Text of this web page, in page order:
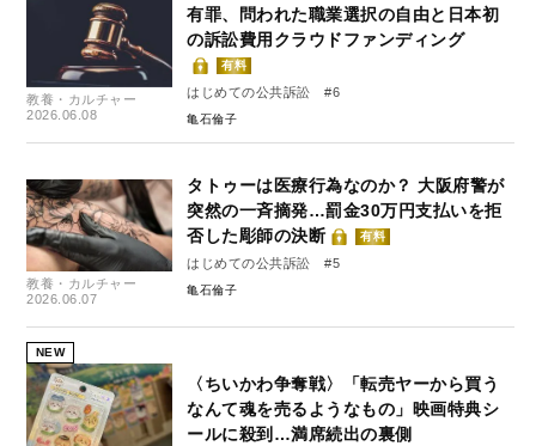
教養・カルチャー
2026.06.08
有罪、問われた職業選択の自由と日本初
の訴訟費用クラウドファンディング
有料
はじめての公共訴訟 #6
亀石倫子
教養・カルチャー
2026.06.07
タトゥーは医療行為なのか？ 大阪府警が
突然の一斉摘発…罰金30万円支払いを拒
否した彫師の決断
有料
はじめての公共訴訟 #5
亀石倫子
NEW
〈ちいかわ争奪戦〉「転売ヤーから買う
なんて魂を売るようなもの」映画特典シ
ールに殺到…満席続出の裏側